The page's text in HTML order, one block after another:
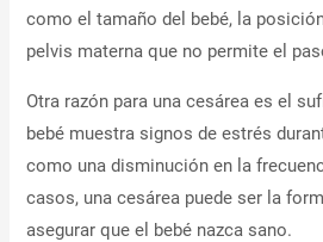
como el tamaño del bebé, la
pelvis materna que no permite el
Otra razón para una cesárea es el
bebé muestra signos de estrés
como una disminución en la
casos, una cesárea puede ser la
asegurar que el bebé nazca sano.